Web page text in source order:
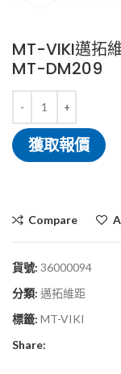
MT-VIKI邁拓
MT-DM209
獲取報價
Compare
貨號: 36000094
分類: 邁拓維距
標籤: MT-VIKI
Share: